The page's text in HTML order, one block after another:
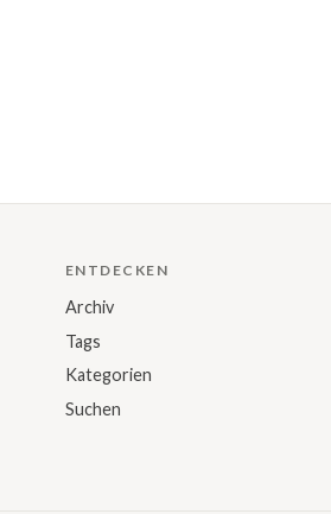
ENTDECKEN
Archiv
Tags
Kategorien
Suchen